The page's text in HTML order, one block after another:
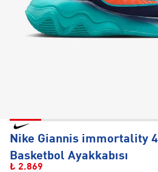
Nike Giannis immortality
Basketbol Ayakkabısı
₺ 2.869